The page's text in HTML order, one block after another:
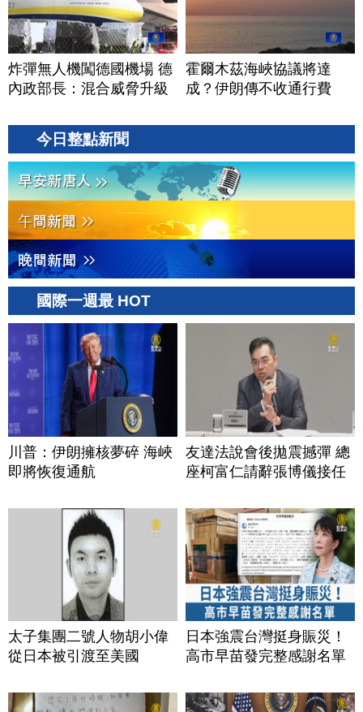
炸彈無人機闖德國機場 德
內政部長：混合威脅升級
霍爾木茲海峽協議將達
成？伊朗傳不收通行費
今日整點新聞
國際一週最 HOT
川普：伊朗擁核夢碎 海峽
即將恢復通航
友達法說會後拋震撼彈 總
座柯富仁請辭張博儀接任
太子集團二號人物胡小偉
從日本被引渡至美國
日本強震台灣挺身賑災！
高市早苗發完整感謝名單